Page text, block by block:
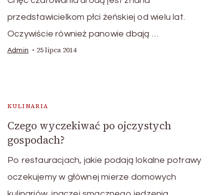
przedstawicielkom płci żeńskiej od wielu lat.
Oczywiście również panowie dbają …
Admin 25 lipca 2014
KULINARIA
Czego wyczekiwać po ojczystych
gospodach?
Po restauracjach, jakie podają lokalne potrawy
oczekujemy w głównej mierze domowych